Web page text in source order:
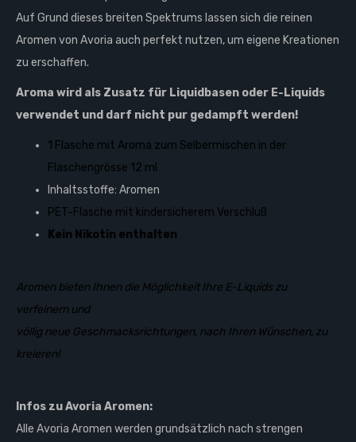
Auf Grund dieses breiten Spektrums lassen sich die reinen
Aromen von Avoria auch perfekt nutzen, um eigene Kreationen
zu erschaffen.
Aroma wird als Zusatz für Liquidbasen oder E-Liquids
verwendet und darf nicht pur gedampft werden!
1 Flasche mit Aroma zum Selbermischen in der
Flaschengrösse 12 ml
Inhaltsstoffe: Aromen
PET-Flasche mit kindersicherem Verschluß
Kein Nikotin enthalten
Aromen bieten Ihnen die Möglichkeit Ihre E-Liquids zu
verfeinern und
völlig neue Geschmacksrichtungen, nach Ihren Wünschen, zu
kreieren!
Infos zu Avoria Aromen:
Alle Avoria Aromen werden grundsätzlich nach strengen